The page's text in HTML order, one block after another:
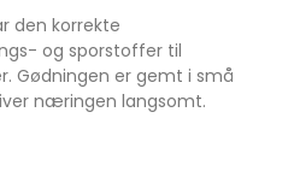
den korrekte
og sporstoffer til
er gemt i små
næringen langsomt.